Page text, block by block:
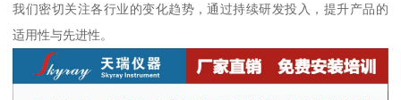
我们密切关注各行业的变化趋势，通过持续研发投入，提升产品的
适用性与先进性。